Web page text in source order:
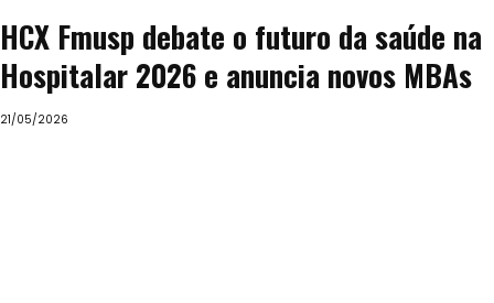
HCX Fmusp debate o futuro da saúde na
Hospitalar 2026 e anuncia novos MBAs
21/05/2026